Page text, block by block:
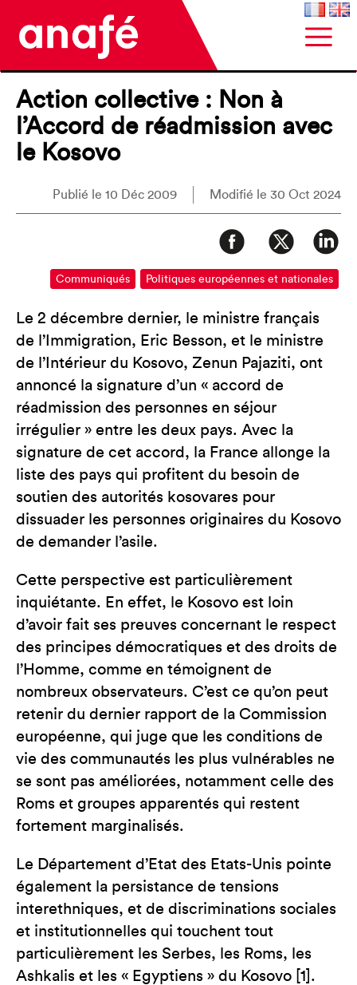
Action collective : Non à
l’Accord de réadmission avec
le Kosovo
Publié le 10 Déc 2009 Modifié le 30 Oct 2024
Communiqués Politiques européennes et nationales
Le 2 décembre dernier, le ministre français
de l’Immigration, Eric Besson, et le ministre
de l’Intérieur du Kosovo, Zenun Pajaziti, ont
annoncé la signature d’un « accord de
réadmission des personnes en séjour
irrégulier » entre les deux pays. Avec la
signature de cet accord, la France allonge la
liste des pays qui profitent du besoin de
soutien des autorités kosovares pour
dissuader les personnes originaires du Kosovo
de demander l’asile.
Cette perspective est particulièrement
inquiétante. En effet, le Kosovo est loin
d’avoir fait ses preuves concernant le respect
des principes démocratiques et des droits de
l’Homme, comme en témoignent de
nombreux observateurs. C’est ce qu’on peut
retenir du dernier rapport de la Commission
européenne, qui juge que les conditions de
vie des communautés les plus vulnérables ne
se sont pas améliorées, notamment celle des
Roms et groupes apparentés qui restent
fortement marginalisés.
Le Département d’Etat des Etats-Unis pointe
également la persistance de tensions
interethniques, et de discriminations sociales
et institutionnelles qui touchent tout
particulièrement les Serbes, les Roms, les
Ashkalis et les « Egyptiens » du Kosovo [1].